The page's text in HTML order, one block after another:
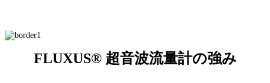
FLUXUS® 超音波流量計の強み